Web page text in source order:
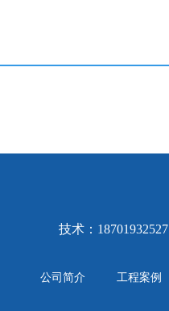
技术：18701932527
公司简介 工程案例